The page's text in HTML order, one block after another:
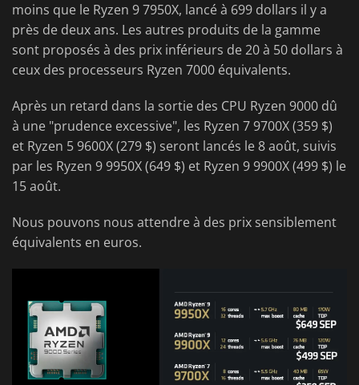
moins que le Ryzen 9 7950X, lancé à 699 dollars il y a
près de deux ans. Les autres produits de la gamme
sont proposés à des prix inférieurs de 20 à 50 dollars à
ceux des processeurs Ryzen 7000 équivalents.
Après un retard dans la sortie des CPU Ryzen 9000 dû
à une "prudence excessive", les Ryzen 7 9700X (359 $)
et Ryzen 5 9600X (279 $) seront lancés le 8 août, suivis
par les Ryzen 9 9950X (649 $) et Ryzen 9 9900X (499 $) le
15 août.
Nous pouvons nous attendre à des prix sensiblement
équivalents en euros.